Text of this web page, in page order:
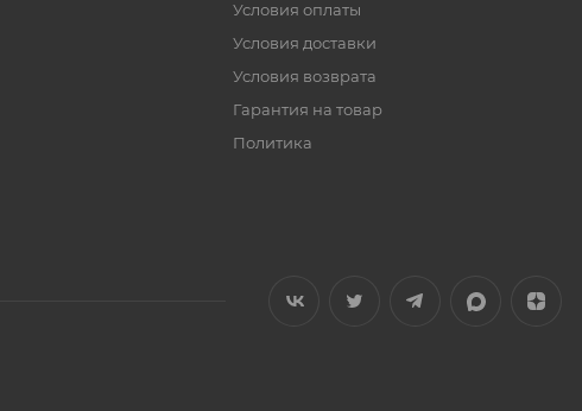
Условия оплаты
Условия доставки
Условия возврата
Гарантия на товар
Политика